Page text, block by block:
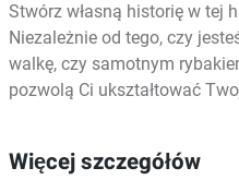
Stwórz własną historię w tej
Niezależnie od tego, czy
walkę, czy samotnym
pozwolą Ci ukształtować
Więcej szczegółów